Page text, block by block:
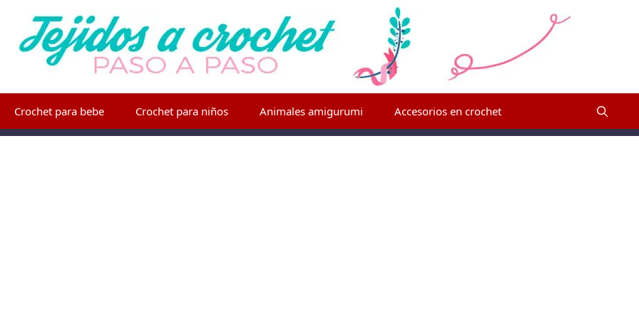
Crochet para bebe Crochet para niños Animales amigurumi Accesorios en crochet